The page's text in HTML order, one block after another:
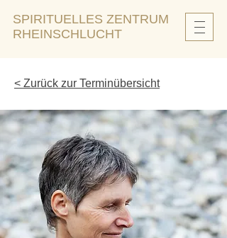
SPIRITUELLES ZENTRUM
RHEINSCHLUCHT
< Zurück zur Terminübersicht